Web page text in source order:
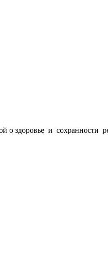
о здоровье и сохранности